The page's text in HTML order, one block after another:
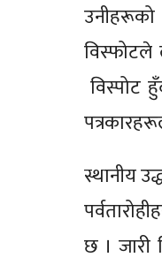
विस्फोटले
विस्पोट
स्थानीय
छ । जारी